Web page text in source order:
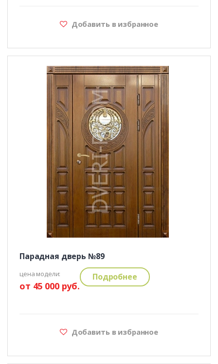
Добавить в избранное
Парадная дверь №89
цена модели:
от 45 000 руб.
Подробнее
Добавить в избранное